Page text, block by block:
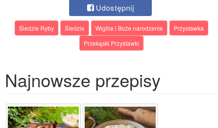
Udostępnij
Śledzie Ryby Śledzie Wigilia i Boże narodzenie
Przystawka
Przekąski Przystawki
Najnowsze przepisy